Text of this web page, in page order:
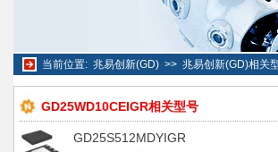
当前位置: 兆易创新(GD)>> 兆易创新(GD)相关
GD25WD10CEIGR相关型号
GD25S512MDYIGR